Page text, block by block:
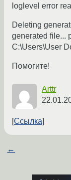
loglevel error
Deleting
generated file...
C:\Users\User
Помогите!
Arttr
Ссылка
←